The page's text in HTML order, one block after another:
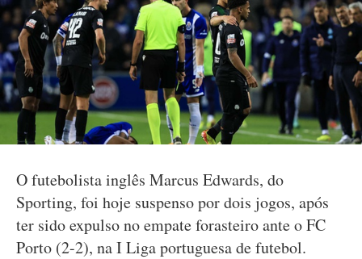
O futebolista inglês Marcus Edwards, do
Sporting, foi hoje suspenso por dois jogos, após
ter sido expulso no empate forasteiro ante o FC
Porto (2-2), na I Liga portuguesa de futebol.